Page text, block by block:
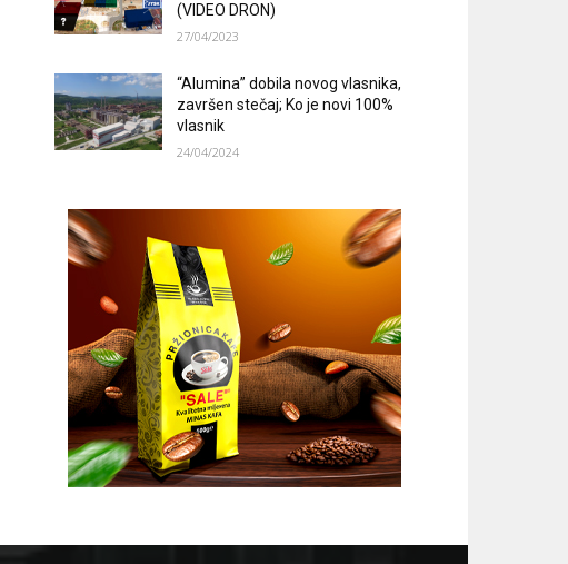
(VIDEO DRON)
27/04/2023
“Alumina” dobila novog vlasnika,
završen stečaj; Ko je novi 100%
vlasnik
24/04/2024